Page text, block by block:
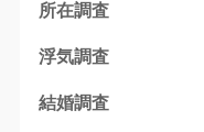
所在調査
浮気調査
結婚調査